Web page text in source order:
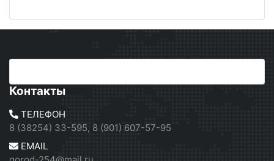
Контакты
ТЕЛЕФОН
8 (38254) 33-595, 8 (901) 607-57-95
EMAIL